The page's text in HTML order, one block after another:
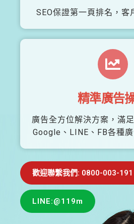
SEO保證第一頁排名，客
精準廣告
廣告全方位解決方案，滿
Google、LINE、FB各種廣
歡迎聯繫我們: 0800-003-191
LINE:@119m